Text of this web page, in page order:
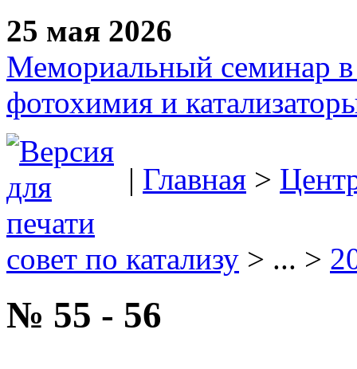
25 мая 2026
Мемориальный семинар в
фотохимия и
| Главная >
совет по катализу > ... >
№ 55 - 56